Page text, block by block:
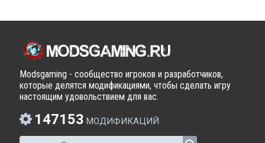
Modsgaming - сообщество игроков и разработчиков,
которые делятся модификациями, чтобы сделать игру
настоящим удовольствием для вас.
147153 МОДИФИКАЦИЙ